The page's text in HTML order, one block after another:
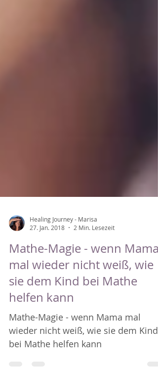
27. Jan. 2018
2 Min. Lesezeit
Mathe-Magie - wenn Mama
mal wieder nicht weiß, wie
sie dem Kind bei Mathe
helfen kann
Mathe-Magie - wenn Mama mal